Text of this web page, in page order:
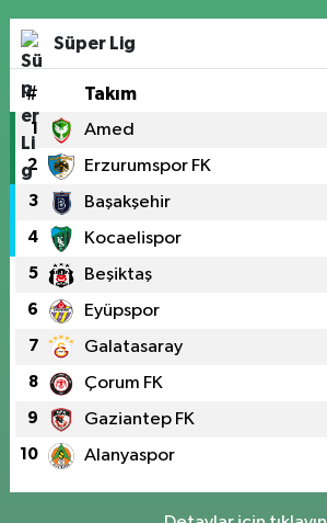
Süper Lig
# Takım
1 Amed
2 Erzurumspor FK
3 Başakşehir
4 Kocaelispor
5 Beşiktaş
6 Eyüpspor
7 Galatasaray
8 Çorum FK
9 Gaziantep FK
10 Alanyaspor